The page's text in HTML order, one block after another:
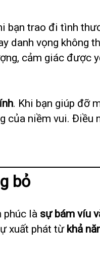
bạn trao đi tình
danh vọng không
cảm giác được
. Khi bạn giúp đỡ
niềm vui. Điều
bỏ
phúc là sự bám víu
xuất phát từ khả